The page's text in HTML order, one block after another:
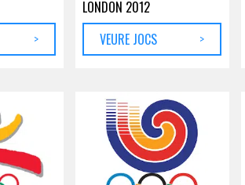
>
LONDON 2012
VEURE JOCS
>